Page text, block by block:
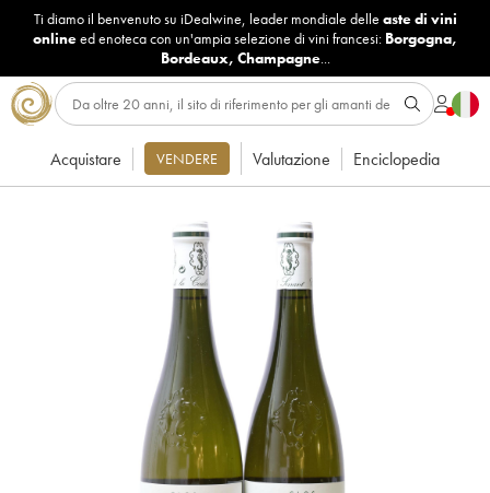
Ti diamo il benvenuto su iDealwine, leader mondiale delle aste di vini
onlineed enoteca con un'ampia selezione di vini francesi: Borgogna,
Bordeaux, Champagne...
Acquistare VENDERE Valutazione Enciclopedia